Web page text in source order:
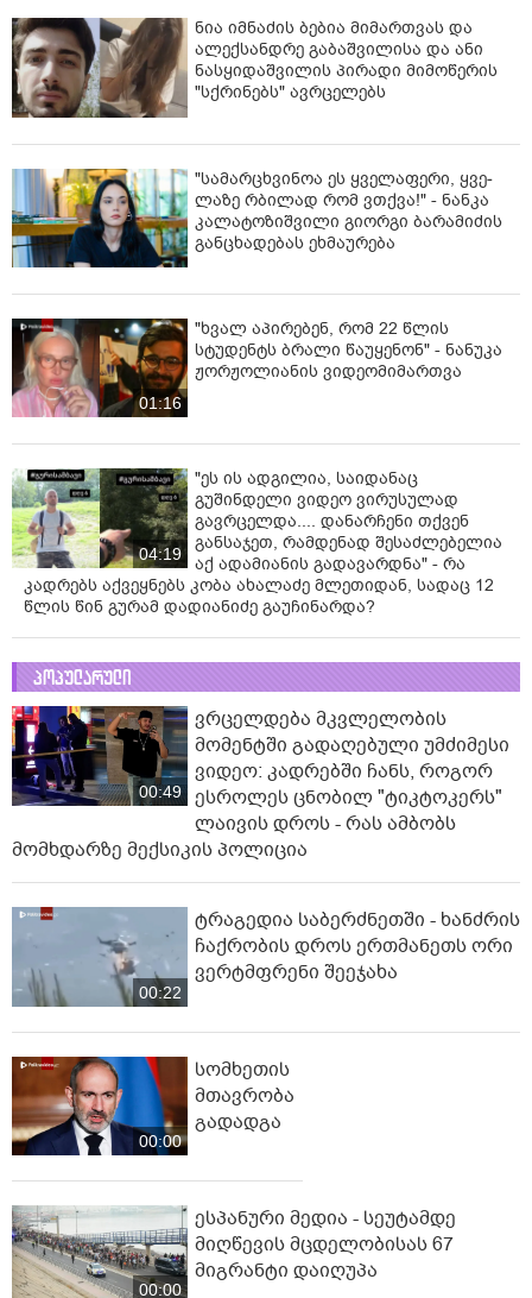
ნია იმნაძის ბებია მიმართვას და
ალექსანდრე გაბაშვილისა და ანი
ნასყიდაშვილის პირადი მიმოწერის
"სქრინებს" ავრცელებს
"სა­მარ­ცხვი­ნოა ეს ყვე­ლა­ფე­რი, ყვე­
ლა­ზე რბი­ლად რომ ვთქვა!" - ნანკა
კალატოზიშვილი გიორგი ბარამიძის
განცხადებას ეხმაურება
01:16
"ხვალ აპირებენ, რომ 22 წლის
სტუდენტს ბრალი წაუყენონ" - ნანუკა
ჟორჟოლიანის ვიდეომიმართვა
04:19
"ეს ის ადგილია, საიდანაც
გუშინდელი ვიდეო ვირუსულად
გავრცელდა.... დანარჩენი თქვენ
განსაჯეთ, რამდენად შესაძლებელია
აქ ადამიანის გადავარდნა" - რა
კადრებს აქვეყნებს კობა ახალაძე მლეთიდან, სადაც 12
წლის წინ გურამ დადიანიძე გაუჩინარდა?
პოპულარული
00:49
ვრცელდება მკვლელობის
მომენტში გადაღებული უმძიმესი
ვიდეო: კადრებში ჩანს, როგორ
ესროლეს ცნობილ "ტიკტოკერს"
ლაივის დროს - რას ამბობს
მომხდარზე მექსიკის პოლიცია
00:22
ტრაგედია საბერძნეთში - ხანძრის
ჩაქრობის დროს ერთმანეთს ორი
ვერტმფრენი შეეჯახა
00:00
სომხეთის
მთავრობა
გადადგა
00:00
ესპანური მედია - სეუტამდე
მიღწევის მცდელობისას 67
მიგრანტი დაიღუპა